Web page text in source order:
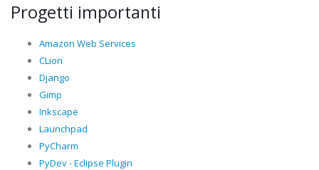
Progetti importanti
Amazon Web Services
CLion
Django
Gimp
Inkscape
Launchpad
PyCharm
PyDev - Eclipse Plugin